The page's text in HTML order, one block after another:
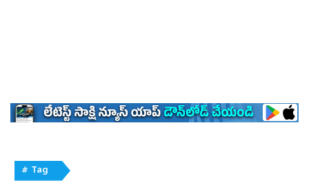
# Tag